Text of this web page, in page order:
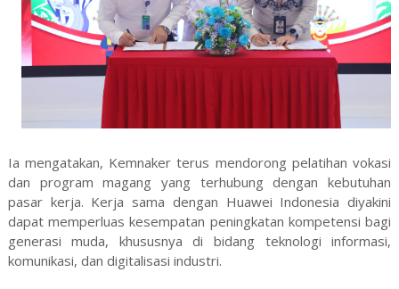
Ia mengatakan, Kemnaker terus mendorong pelatihan vokasi
dan program magang yang terhubung dengan kebutuhan
pasar kerja. Kerja sama dengan Huawei Indonesia diyakini
dapat memperluas kesempatan peningkatan kompetensi bagi
generasi muda, khususnya di bidang teknologi informasi,
komunikasi, dan digitalisasi industri.